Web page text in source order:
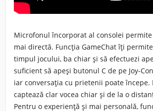
Microfonul încorporat al consolei
mai directă. Funcția GameChatîți
timpul jocului, ba chiar și să efectuezi
suficient să apeși butonul C de pe Joy-
iar conversația cu prietenii poate începe.
captează clar vocea chiar și de la o
Pentru o experiență și mai personală,